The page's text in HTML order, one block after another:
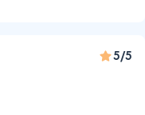
5/5